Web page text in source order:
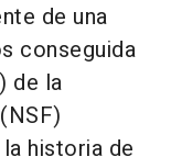
de una
conseguida
de la
historia de